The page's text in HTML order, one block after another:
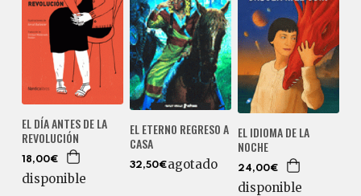
EL DÍA ANTES DE LA
REVOLUCIÓN
18,00€
disponible
EL ETERNO REGRESO A
CASA
32,50€agotado
EL IDIOMA DE LA
NOCHE
24,00€
disponible